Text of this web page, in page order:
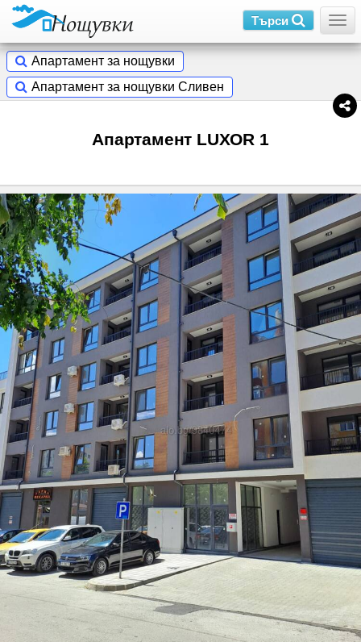
Търси
Апартамент за нощувки
Апартамент за нощувки Сливен
Апартамент LUXOR 1